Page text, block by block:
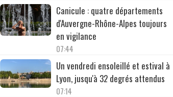
Canicule : quatre départements
d'Auvergne-Rhône-Alpes toujours
en vigilance
07:44
Un vendredi ensoleillé et estival à
Lyon, jusqu'à 32 degrés attendus
07:14